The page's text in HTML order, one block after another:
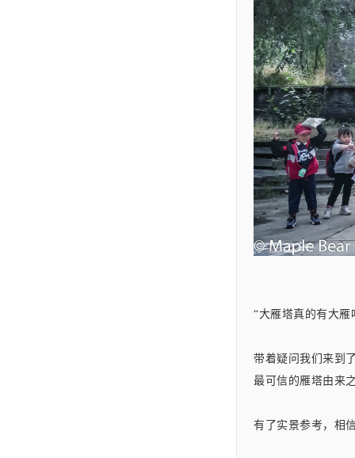
“大雁塔真的有大雁
带着疑问我们来到
最可信的雁塔由来
有了实景参考，相